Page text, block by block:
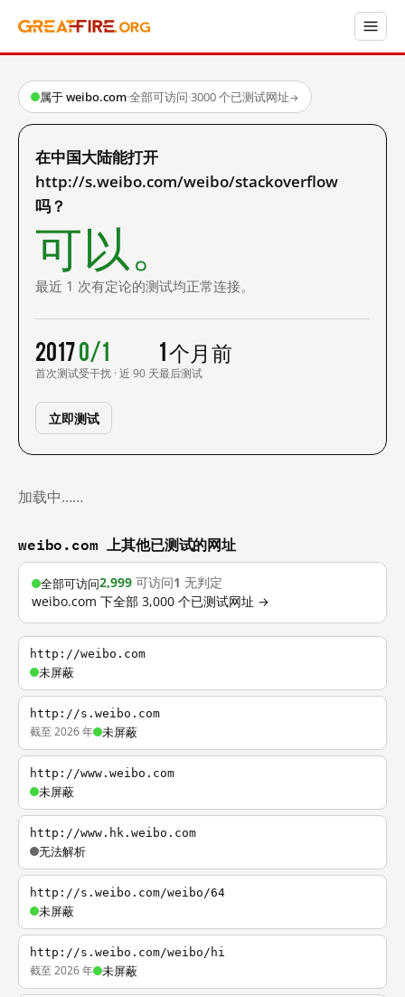
属于 weibo.com·全部可访问·3000 个已测试网址→
在中国大陆能打开
http://s.weibo.com/weibo/stackoverflow
吗？
可以。
最近 1 次有定论的测试均正常连接。
2017
首次测试
0/1
受干扰 · 近 90 天
1 个月前
最后测试
立即测试
加载中……
weibo.com 上其他已测试的网址
全部可访问2,999 可访问1 无判定
weibo.com 下全部 3,000 个已测试网址 →
http://weibo.com
未屏蔽
http://s.weibo.com
截至 2026 年 未屏蔽
http://www.weibo.com
未屏蔽
http://www.hk.weibo.com
无法解析
http://s.weibo.com/weibo/64
未屏蔽
http://s.weibo.com/weibo/hi
截至 2026 年 未屏蔽